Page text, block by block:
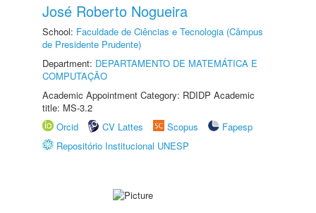
José Roberto Nogueira
School: Faculdade de Ciências e Tecnologia (Câmpus
de Presidente Prudente)
Department: DEPARTAMENTO DE MATEMÁTICA E
COMPUTAÇÃO
Academic Appointment Category: RDIDP Academic
title: MS-3.2
Orcid
CV Lattes Scopus
Fapesp
Repositório Institucional UNESP